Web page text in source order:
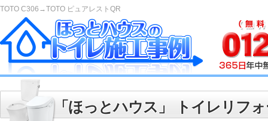
TOTO C306→TOTO ピュアレストQR
「ほっとハウス」 トイレリフ